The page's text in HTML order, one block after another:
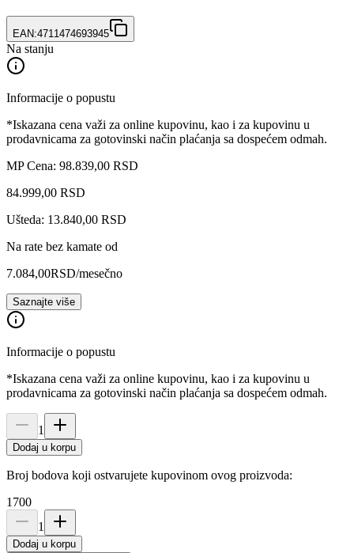
EAN:4711474693945
Na stanju
Informacije o popustu
*Iskazana cena važi za online kupovinu, kao i za kupovinu u
prodavnicama za gotovinski način plaćanja sa dospećem odmah.
MP Cena: 98.839,00 RSD
84.999,00 RSD
Ušteda: 13.840,00 RSD
Na rate bez kamate od
7.084,00RSD/mesečno
Saznajte više
Informacije o popustu
*Iskazana cena važi za online kupovinu, kao i za kupovinu u
prodavnicama za gotovinski način plaćanja sa dospećem odmah.
1
Dodaj u korpu
Broj bodova koji ostvarujete kupovinom ovog proizvoda:
1700
1
Dodaj u korpu